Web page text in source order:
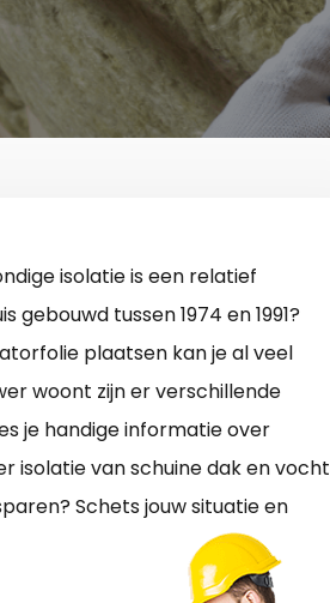
isolatie is een relatief
tussen 1974 en 1991?
plaatsen kan je al veel
woont zijn er verschillende
je handige informatie over
isolatie van schuine dak en vocht
Schets jouw situatie en